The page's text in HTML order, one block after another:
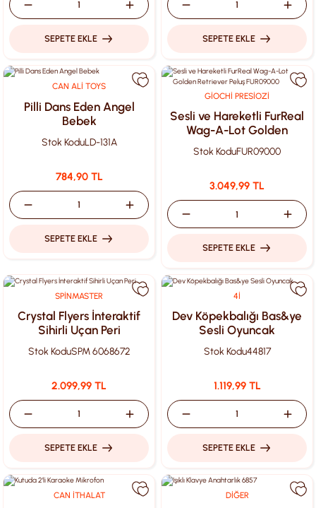
SEPETE EKLE SEPETE EKLE
CAN ALİ TOYS
Pilli Dans Eden Angel
Bebek
Stok KoduLD-131A
784,90 TL
SEPETE EKLE
GİOCHİ PRESİOZİ
Sesli ve Hareketli FurReal
Wag-A-Lot Golden
Retriever Peluş FUR09000
Stok KoduFUR09000
3.049,99 TL
SEPETE EKLE
SPİNMASTER
Crystal Flyers İnteraktif
Sihirli Uçan Peri
Stok KoduSPM 6068672
2.099,99 TL
SEPETE EKLE
4İ
Dev Köpekbalığı Bas&ye
Sesli Oyuncak
Stok Kodu44817
1.119,99 TL
SEPETE EKLE
CAN İTHALAT DİĞER